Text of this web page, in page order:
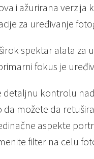
i ažurirana verzija
za uređivanje
spektar alata za
fokus je
detaljnu kontrolu
možete da
aspekte
filter na celu